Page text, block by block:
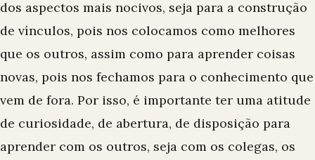
dos aspectos mais nocivos, seja para a construção
de vínculos, pois nos colocamos como melhores
que os outros, assim como para aprender coisas
novas, pois nos fechamos para o conhecimento que
vem de fora. Por isso, é importante ter uma atitude
de curiosidade, de abertura, de disposição para
aprender com os outros, seja com os colegas, os